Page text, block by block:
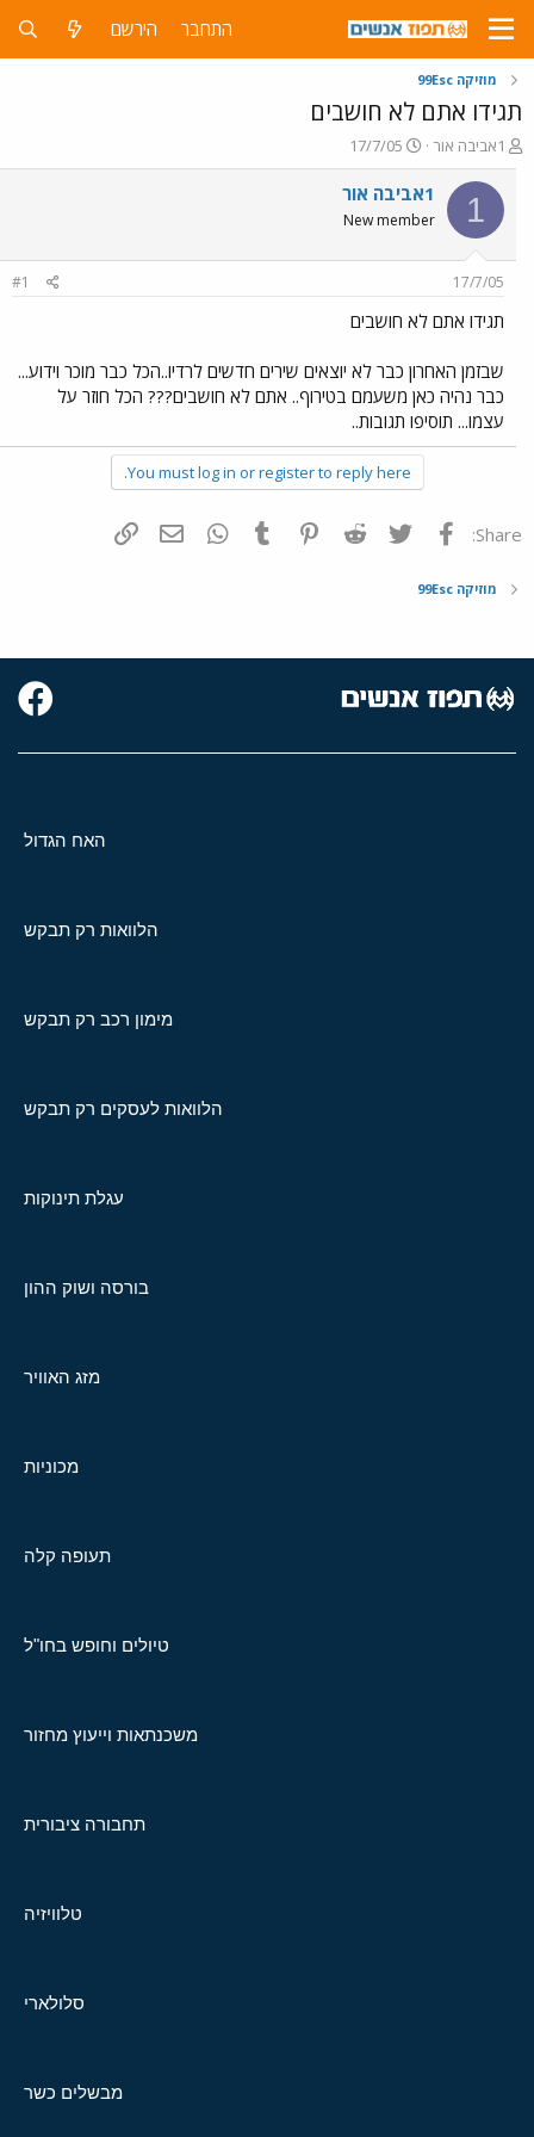
התחבר הירשם
מוזיקה 99Esc
תגידו אתם לא חושבים
פ
ו
ת
ח
ה
ש
א
1אביבה אור
פ
ו
ר
ם
ר
17/7/05
1 1אביבה אור
New member
17/7/05
#1
תגידו אתם לא חושבים
שבזמן האחרון כבר לא יוצאים שירים חדשים לרדיו..הכל כבר מוכר וידוע...
כבר נהיה כאן משעמם בטירוף.. אתם לא חושבים??? הכל חוזר על
עצמו... תוסיפו תגובות..
You must log in or register to reply here.
Share: פייסבוק Twitter
Reddit
Pinterest
Tumblr
WhatsAppדואר אלקטרוני
מוזיקה 99Esc
האח הגדול
הלוואות רק תבקש
מימון רכב רק תבקש
הלוואות לעסקים רק תבקש
עגלת תינוקות
בורסה ושוק ההון
מזג האוויר
מכוניות
תעופה קלה
טיולים וחופש בחו"ל
משכנתאות וייעוץ מחזור
תחבורה ציבורית
טלוויזיה
סלולארי
מבשלים כשר